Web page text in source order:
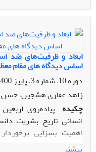
بررسی‌ها حاکی از این
گفتمانی، اندیشه
کشیده است و از سوی دیگر
راهبردی با آمریکا،
روحیه بیدارگری
قدرت رژیم صهیونیستی،
چالش کشیدن قدرت نظامی
حرکت های آزادی
نتیجه افول هژمونی
ابعاد و ظرفیت‌های ضد
اساس دیدگاه های مقام
دوره 10، شماره 3، پاییز 1400، صفحه
زاهد غفاری هشجین، حسن
چکیده پیاده‌روی
انسانی تاریخ بشریت
اهمیت بسزایی
مهم‌ترین میعادگاه
بیشتر